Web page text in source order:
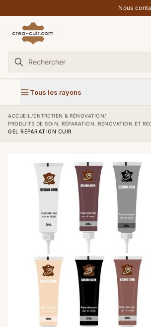
Nous
Tous les rayons
ACCUEIL /ENTRETIEN & RÉNOVATION/
PRODUITS DE SOIN, RÉPARATION, RÉNOVATION ET
GEL RÉPARATION CUIR